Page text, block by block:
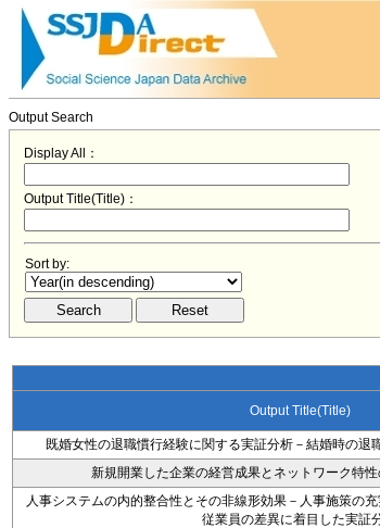
Output Search
Display All：
Output Title(Title)：
Sort by:
Output Title(Title)
既婚女性の退職慣行経験に関する実証分析－結婚時の退
新規開業した企業の経営成果とネットワーク特
人事システムの内的整合性とその非線形効果－人事施策の
従業員の差異に着目した実証